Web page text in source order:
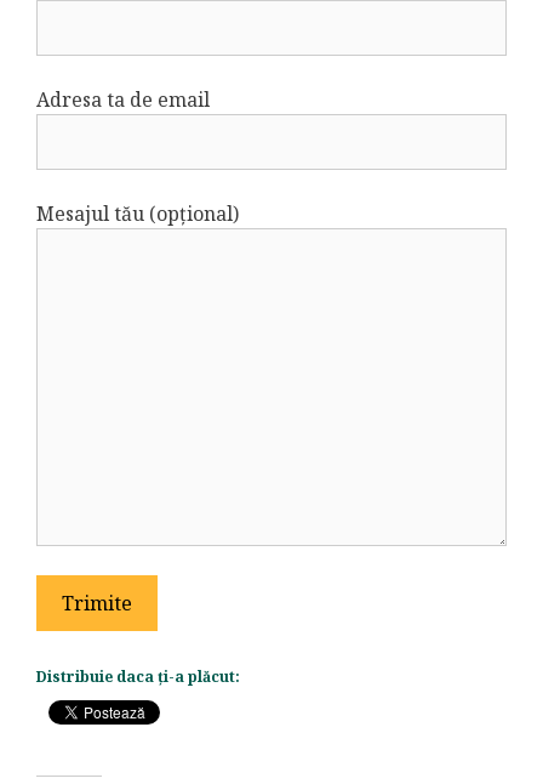
Adresa ta de email
Mesajul tău (opțional)
Distribuie daca ți-a plăcut: